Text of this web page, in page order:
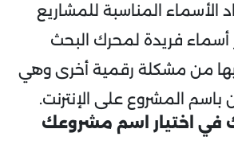
الأسماء المناسبة للمشاريع
أسماء فريدة لمحرك البحث
من مشكلة رقمية أخرى وهي
باسم المشروع على الإنترنت.
في اختيار اسم مشروعك